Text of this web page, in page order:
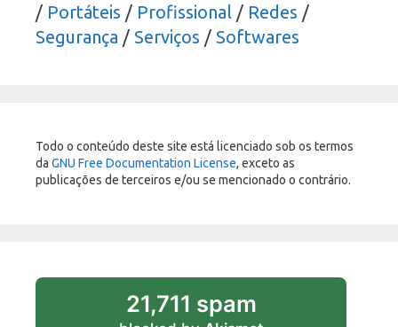
/ Portáteis / Profissional / Redes /
Segurança / Serviços / Softwares
Todo o conteúdo deste site está licenciado sob os termos
da GNU Free Documentation License, exceto as
publicações de terceiros e/ou se mencionado o contrário.
21,711 spam